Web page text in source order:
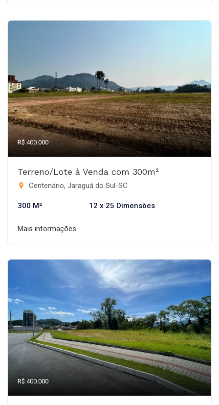
R$ 400.000
Terreno/Lote à Venda com 300m²
Centenário, Jaraguá do Sul-SC
300 M² 12 x 25 Dimensões
Mais informações
R$ 400.000